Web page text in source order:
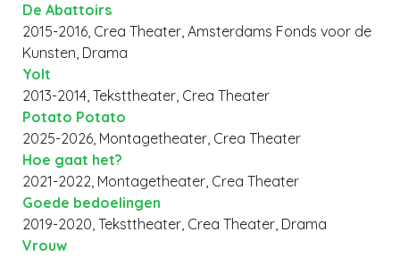
De Abattoirs
2015-2016, Crea Theater, Amsterdams Fonds voor de
Kunsten, Drama
Yolt
2013-2014, Teksttheater, Crea Theater
Potato Potato
2025-2026, Montagetheater, Crea Theater
Hoe gaat het?
2021-2022, Montagetheater, Crea Theater
Goede bedoelingen
2019-2020, Teksttheater, Crea Theater, Drama
Vrouw